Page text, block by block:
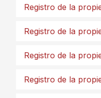
Registro de la
Registro de la
Registro de la
Registro de la